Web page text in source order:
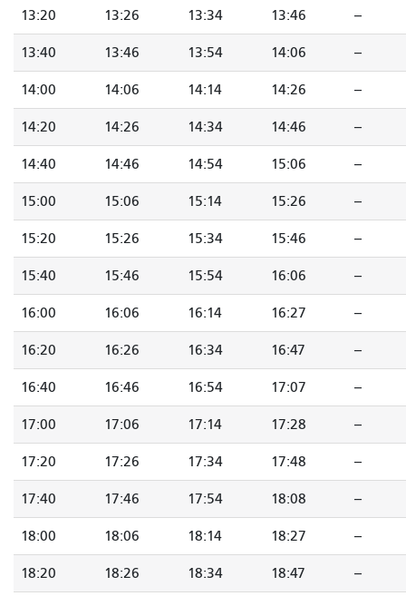
13:20 13:26 13:34 13:46 --
13:40 13:46 13:54 14:06 --
14:00 14:06 14:14 14:26 --
14:20 14:26 14:34 14:46 --
14:40 14:46 14:54 15:06 --
15:00 15:06 15:14 15:26 --
15:20 15:26 15:34 15:46 --
15:40 15:46 15:54 16:06 --
16:00 16:06 16:14 16:27 --
16:20 16:26 16:34 16:47 --
16:40 16:46 16:54 17:07 --
17:00 17:06 17:14 17:28 --
17:20 17:26 17:34 17:48 --
17:40 17:46 17:54 18:08 --
18:00 18:06 18:14 18:27 --
18:20 18:26 18:34 18:47 --